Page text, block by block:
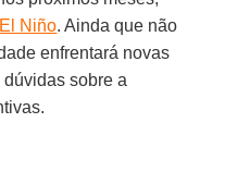
El Niño. Ainda que não
enfrentará novas
sobre a